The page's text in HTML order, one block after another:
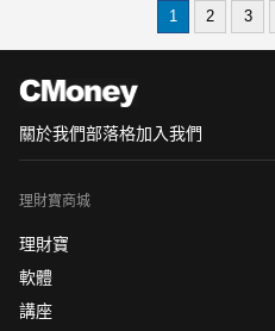
1 2 3
關於我們部落格加入我們
理財寶商城
理財寶
軟體
講座